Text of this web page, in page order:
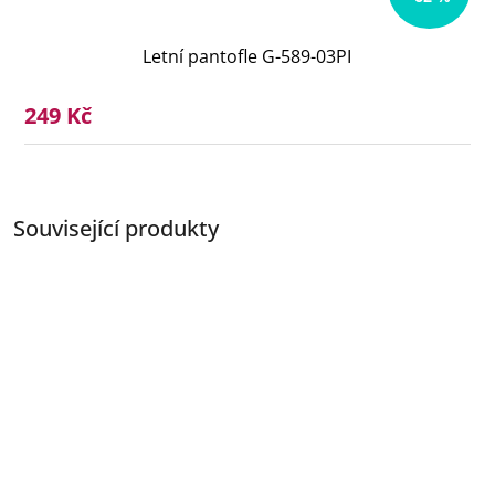
Související produkty
Letní pantofle G-589-03PI
249 Kč